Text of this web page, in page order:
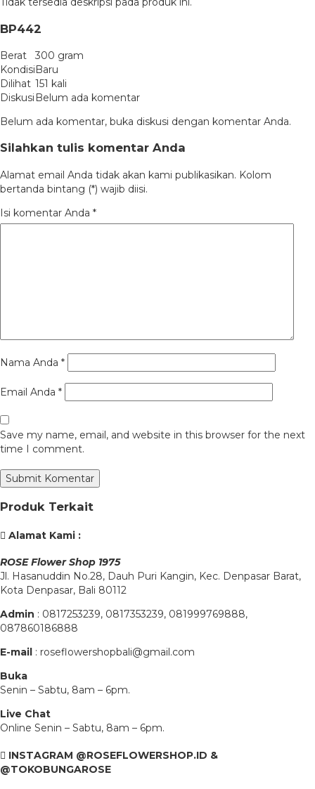
BP442
Berat
300 gram
KondisiBaru
Dilihat 151 kali
Diskusi Belum ada komentar
Belum ada komentar, buka diskusi dengan komentar Anda.
Silahkan tulis komentar Anda
Alamat email Anda tidak akan kami publikasikan. Kolom
bertanda bintang (*) wajib diisi.
Isi komentar Anda *
Nama Anda *
Email Anda *
Save my name, email, and website in this browser for the next
time I comment.
Produk Terkait
Alamat Kami :
ROSE Flower Shop 1975
Jl. Hasanuddin No.28, Dauh Puri Kangin, Kec. Denpasar Barat,
Kota Denpasar, Bali 80112
Admin : 0817253239, 0817353239, 081999769888,
087860186888
E-mail : roseflowershopbali@gmail.com
Buka
Senin – Sabtu, 8am – 6pm.
Live Chat
Online Senin – Sabtu, 8am – 6pm.
INSTAGRAM @ROSEFLOWERSHOP.ID &
@TOKOBUNGAROSE